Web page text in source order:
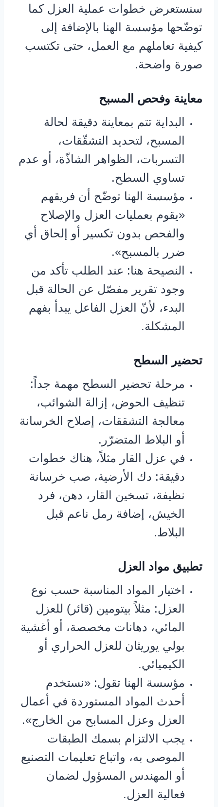
سنستعرض خطوات عملية العزل كما
توضّحها مؤسسة الهنا بالإضافة إلى
كيفية تعاملهم مع العمل، حتى تكتسب
صورة واضحة.
معاينة وفحص المسبح
البداية تتم بمعاينة دقيقة لحالة
المسبح، لتحديد التشقّقات،
التسربات، الظواهر الشاذّة، أو عدم
تساوي السطح.
مؤسسة الهنا توضّح أن فريقهم
«يقوم بعمليات العزل والإصلاح
والفحص بدون تكسير أو إلحاق أي
ضرر بالمسبح».
النصيحة هنا: عند الطلب تأكد من
وجود تقرير مفصّل عن الحالة قبل
البدء، لأنّ العزل الفاعل يبدأ بفهم
المشكلة.
تحضير السطح
مرحلة تحضير السطح مهمة جداً:
تنظيف الحوض، إزالة الشوائب،
معالجة التشققات، إصلاح الخرسانة
أو البلاط المتضرّر.
في عزل القار مثلاً، هناك خطوات
دقيقة: دك الأرضية، صب خرسانة
نظيفة، تسخين القار، دهن، فرد
الخيش، إضافة رمل ناعم قبل
البلاط.
تطبيق مواد العزل
اختيار المواد المناسبة حسب نوع
العزل: مثلاً بيتومين (قائر) للعزل
المائي، دهانات مخصصة، أو أغشية
بولي يوريثان للعزل الحراري أو
الكيميائي.
مؤسسة الهنا تقول: «نستخدم
أحدث المواد المستوردة في أعمال
العزل وعزل المسابح من الخارج».
يجب الالتزام بسمك الطبقات
الموصى به، واتباع تعليمات التصنيع
أو المهندس المسؤول لضمان
فعالية العزل.